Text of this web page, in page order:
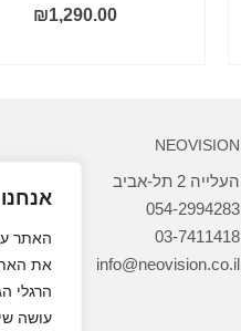
את
הרגלי
₪1,290.00
NEOVISION
העלייה 2 תל-אביב
054-2994283
03-7411418‏
info@neovision.co.il